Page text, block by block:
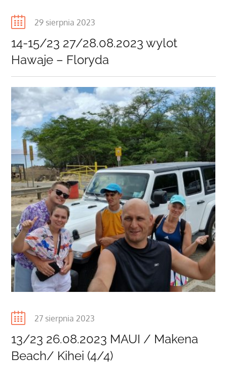
Posted
29 sierpnia 2023
14-15/23 27/28.08.2023 wylot
Hawaje – Floryda
Posted
27 sierpnia 2023
13/23 26.08.2023 MAUI / Makena
Beach/ Kihei (4/4)